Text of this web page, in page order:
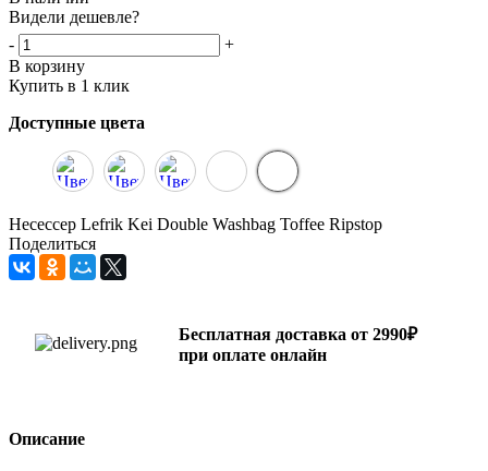
Видели дешевле?
-
+
В корзину
Купить в 1 клик
Доступные цвета
Несессер Lefrik Kei Double Washbag Toffee Ripstop
Поделиться
Бесплатная доставка от 2990₽
при оплате онлайн
Описание